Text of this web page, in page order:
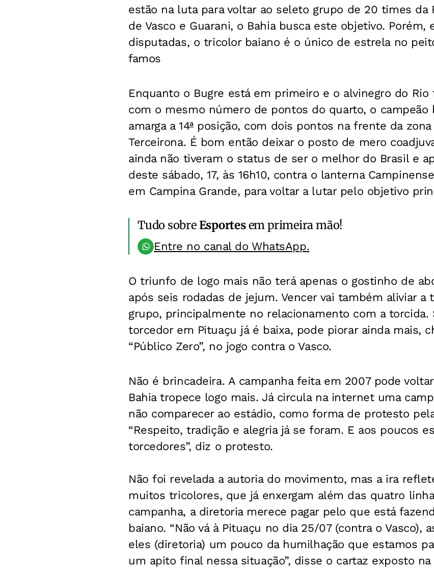
estão na luta para voltar ao seleto grupo de 20 times da
de Vasco e Guarani, o Bahia busca este objetivo. Porém,
disputadas, o tricolor baiano é o único de estrela no
famos
Enquanto o Bugre está em primeiro e o alvinegro do Rio
com o mesmo número de pontos do quarto, o campeão
amarga a 14ª posição, com dois pontos na frente da
Terceirona. É bom então deixar o posto de mero
ainda não tiveram o status de ser o melhor do Brasil e
deste sábado, 17, às 16h10, contra o lanterna
em Campina Grande, para voltar a lutar pelo objetivo
Tudo sobreEsportesem primeira mão!
Entre no canal do WhatsApp.
O triunfo de logo mais não terá apenas o gostinho de
após seis rodadas de jejum. Vencer vai também aliviar a
grupo, principalmente no relacionamento com a torcida.
torcedor em Pituaçu já é baixa, pode piorar ainda mais,
“Público Zero”, no jogo contra o Vasco.
Não é brincadeira. A campanha feita em 2007 pode
Bahia tropece logo mais. Já circula na internet uma
não comparecer ao estádio, como forma de protesto
“Respeito, tradição e alegria já se foram. E aos poucos
torcedores”, diz o protesto.
Não foi revelada a autoria do movimento, mas a ira
muitos tricolores, que já enxergam além das quatro
campanha, a diretoria merece pagar pelo que está
baiano. “Não vá à Pituaçu no dia 25/07 (contra o Vasco),
eles (diretoria) um pouco da humilhação que estamos
um apito final nessa situação”, disse o cartaz exposto